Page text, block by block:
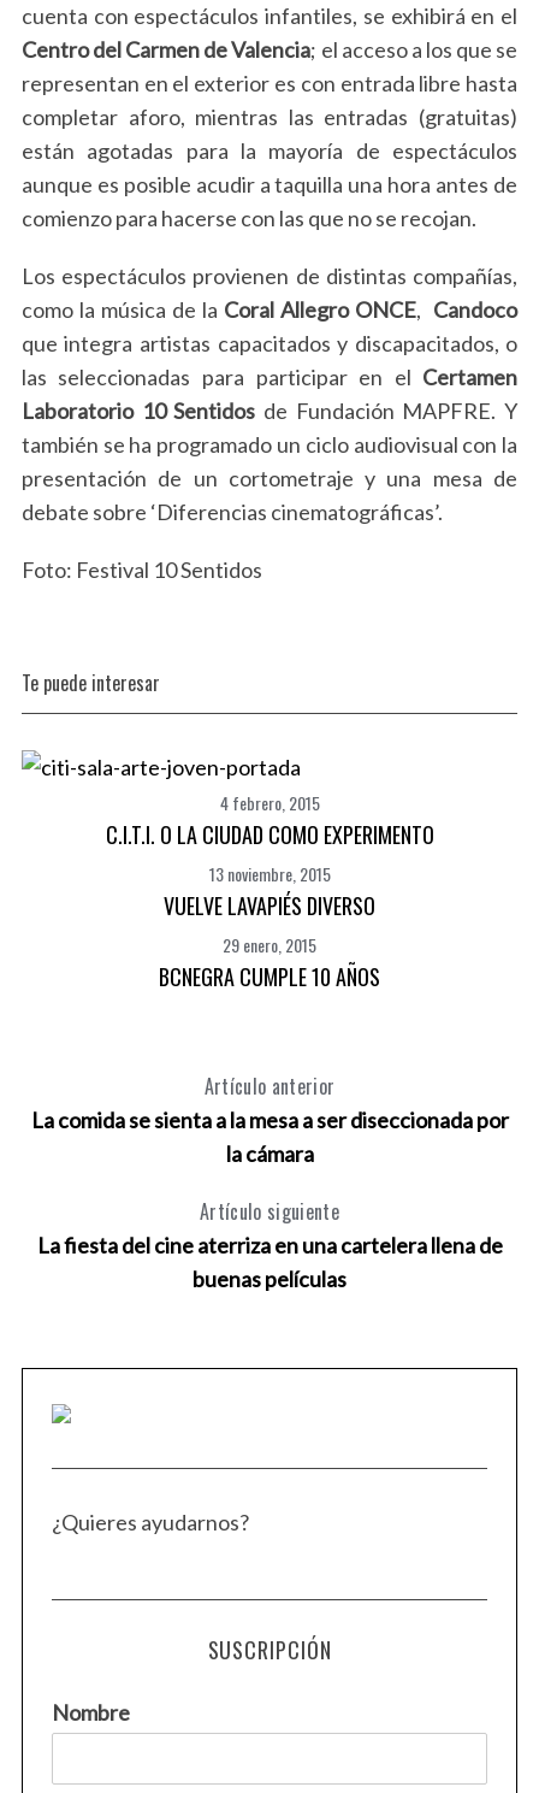
cuenta con espectáculos infantiles, se exhibirá en el
Centro del Carmen de Valencia; el acceso a los que se
representan en el exterior es con entrada libre hasta
completar aforo, mientras las entradas (gratuitas)
están agotadas para la mayoría de espectáculos
aunque es posible acudir a taquilla una hora antes de
comienzo para hacerse con las que no se recojan.
Los espectáculos provienen de distintas compañías,
como la música de la Coral Allegro ONCE, Candoco
que integra artistas capacitados y discapacitados, o
las seleccionadas para participar en el Certamen
Laboratorio 10 Sentidos de Fundación MAPFRE. Y
también se ha programado un ciclo audiovisual con la
presentación de un cortometraje y una mesa de
debate sobre ‘Diferencias cinematográficas’.
Foto: Festival 10 Sentidos
Te puede interesar
4 febrero, 2015
C.I.T.I. O LA CIUDAD COMO EXPERIMENTO
13 noviembre, 2015
VUELVE LAVAPIÉS DIVERSO
29 enero, 2015
BCNEGRA CUMPLE 10 AÑOS
Artículo anterior
La comida se sienta a la mesa a ser diseccionada por
la cámara
Artículo siguiente
La fiesta del cine aterriza en una cartelera llena de
buenas películas
¿Quieres ayudarnos?
SUSCRIPCIÓN
Nombre
a
c
f
r